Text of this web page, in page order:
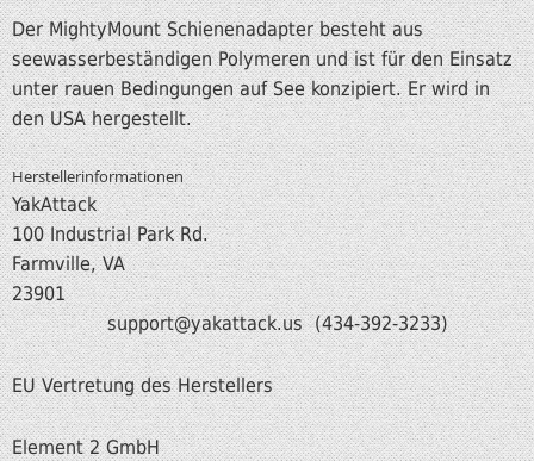
Der MightyMount Schienenadapter besteht aus
seewasserbeständigen Polymeren und ist für den Einsatz
unter rauen Bedingungen auf See konzipiert. Er wird in
den USA hergestellt.
Herstellerinformationen
YakAttack
100 Industrial Park Rd.
Farmville, VA
support@yakattack.us (434-392-3233)
EU Vertretung des Herstellers
Element 2 GmbH